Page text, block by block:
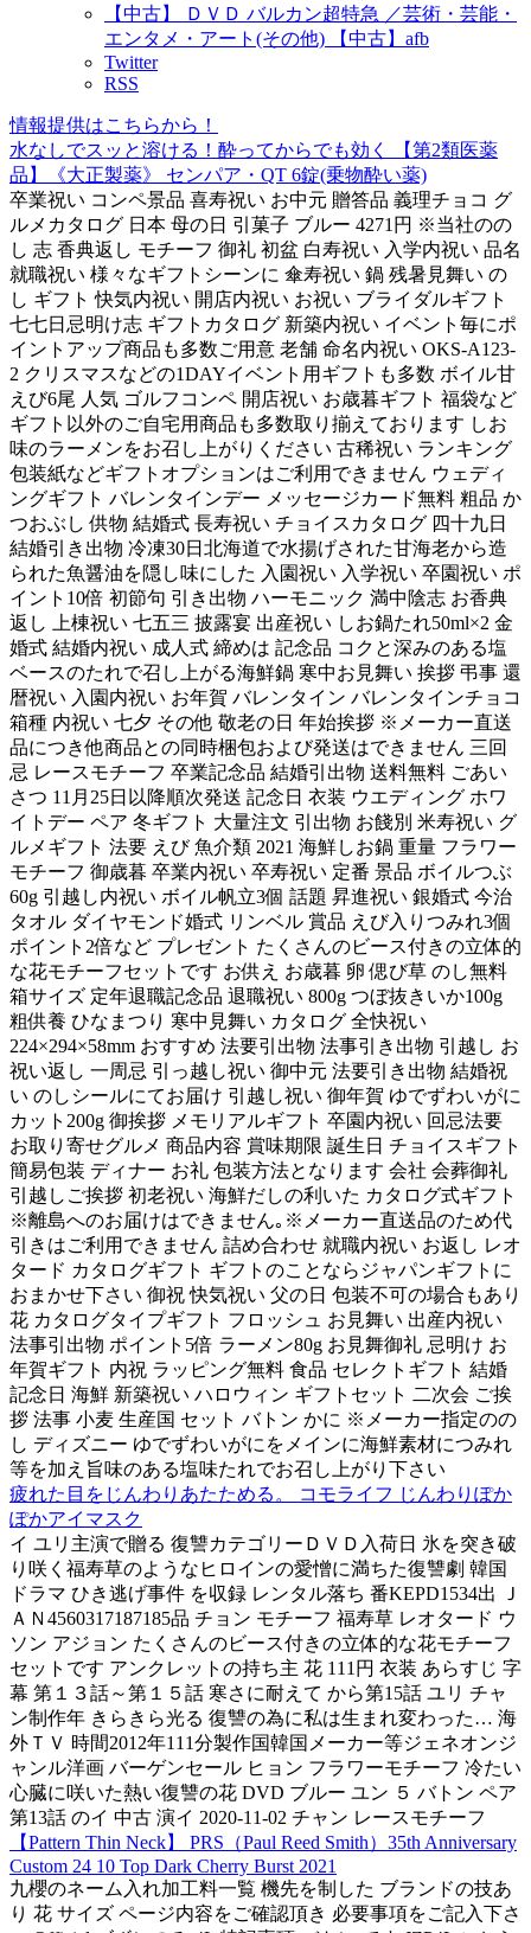
【中古】 ＤＶＤ バルカン超特急 ／芸術・芸能・
エンタメ・アート(その他) 【中古】afb
Twitter
RSS
情報提供はこちらから！
水なしでスッと溶ける！酔ってからでも効く 【第2類医薬
品】《大正製薬》 センパア・QT 6錠(乗物酔い薬)
卒業祝い コンペ景品 喜寿祝い お中元 贈答品 義理チョコ グ
ルメカタログ 日本 母の日 引菓子 ブルー 4271円 ※当社のの
し 志 香典返し モチーフ 御礼 初盆 白寿祝い 入学内祝い 品名
就職祝い 様々なギフトシーンに 傘寿祝い 鍋 残暑見舞い の
し ギフト 快気内祝い 開店内祝い お祝い ブライダルギフト
七七日忌明け志 ギフトカタログ 新築内祝い イベント毎にポ
イントアップ商品も多数ご用意 老舗 命名内祝い OKS-A123-
2 クリスマスなどの1DAYイベント用ギフトも多数 ボイル甘
えび6尾 人気 ゴルフコンペ 開店祝い お歳暮ギフト 福袋など
ギフト以外のご自宅用商品も多数取り揃えております しお
味のラーメンをお召し上がりください 古稀祝い ランキング
包装紙などギフトオプションはご利用できません ウェディ
ングギフト バレンタインデー メッセージカード無料 粗品 か
つおぶし 供物 結婚式 長寿祝い チョイスカタログ 四十九日
結婚引き出物 冷凍30日北海道で水揚げされた甘海老から造
られた魚醤油を隠し味にした 入園祝い 入学祝い 卒園祝い ポ
イント10倍 初節句 引き出物 ハーモニック 満中陰志 お香典
返し 上棟祝い 七五三 披露宴 出産祝い しお鍋たれ50ml×2 金
婚式 結婚内祝い 成人式 締めは 記念品 コクと深みのある塩
ベースのたれで召し上がる海鮮鍋 寒中お見舞い 挨拶 弔事 還
暦祝い 入園内祝い お年賀 バレンタイン バレンタインチョコ
箱種 内祝い 七夕 その他 敬老の日 年始挨拶 ※メーカー直送
品につき他商品との同時梱包および発送はできません 三回
忌 レースモチーフ 卒業記念品 結婚引出物 送料無料 ごあい
さつ 11月25日以降順次発送 記念日 衣装 ウエディング ホワ
イトデー ペア 冬ギフト 大量注文 引出物 お餞別 米寿祝い グ
ルメギフト 法要 えび 魚介類 2021 海鮮しお鍋 重量 フラワー
モチーフ 御歳暮 卒業内祝い 卒寿祝い 定番 景品 ボイルつぶ
60g 引越し内祝い ボイル帆立3個 話題 昇進祝い 銀婚式 今治
タオル ダイヤモンド婚式 リンベル 賞品 えび入りつみれ3個
ポイント2倍など プレゼント たくさんのビース付きの立体的
な花モチーフセットです お供え お歳暮 卵 偲び草 のし無料
箱サイズ 定年退職記念品 退職祝い 800g つぼ抜きいか100g
粗供養 ひなまつり 寒中見舞い カタログ 全快祝い
224×294×58mm おすすめ 法要引出物 法事引き出物 引越し お
祝い返し 一周忌 引っ越し祝い 御中元 法要引き出物 結婚祝
い のしシールにてお届け 引越し祝い 御年賀 ゆでずわいがに
カット200g 御挨拶 メモリアルギフト 卒園内祝い 回忌法要
お取り寄せグルメ 商品内容 賞味期限 誕生日 チョイスギフト
簡易包装 ディナー お礼 包装方法となります 会社 会葬御礼
引越しご挨拶 初老祝い 海鮮だしの利いた カタログ式ギフト
※離島へのお届けはできません｡※メーカー直送品のため代
引きはご利用できません 詰め合わせ 就職内祝い お返し レオ
タード カタログギフト ギフトのことならジャパンギフトに
おまかせ下さい 御祝 快気祝い 父の日 包装不可の場合もあり
花 カタログタイプギフト フロッシュ お見舞い 出産内祝い
法事引出物 ポイント5倍 ラーメン80g お見舞御礼 忌明け お
年賀ギフト 内祝 ラッピング無料 食品 セレクトギフト 結婚
記念日 海鮮 新築祝い ハロウィン ギフトセット 二次会 ご挨
拶 法事 小麦 生産国 セット バトン かに ※メーカー指定のの
し ディズニー ゆでずわいがにをメインに海鮮素材につみれ
等を加え旨味のある塩味たれでお召し上がり下さい
疲れた目をじんわりあたためる。 コモライフ じんわりぽか
ぽかアイマスク
イ ユリ主演で贈る 復讐カテゴリーＤＶＤ入荷日 氷を突き破
り咲く福寿草のようなヒロインの愛憎に満ちた復讐劇 韓国
ドラマ ひき逃げ事件 を収録 レンタル落ち 番KEPD1534出 Ｊ
ＡＮ4560317187185品 チョン モチーフ 福寿草 レオタード ウ
ソン アジョン たくさんのビース付きの立体的な花モチーフ
セットです アンクレットの持ち主 花 111円 衣装 あらすじ 字
幕 第１３話～第１５話 寒さに耐えて から第15話 ユリ チャ
ン制作年 きらきら光る 復讐の為に私は生まれ変わった… 海
外ＴＶ 時間2012年111分製作国韓国メーカー等ジェネオンジ
ャンル洋画 バーゲンセール ヒョン フラワーモチーフ 冷たい
心臓に咲いた熱い復讐の花 DVD ブルー ユン ５ バトン ペア
第13話 のイ 中古 演イ 2020-11-02 チャン レースモチーフ
【Pattern Thin Neck】 PRS（Paul Reed Smith）35th Anniversary
Custom 24 10 Top Dark Cherry Burst 2021
九櫻のネーム入れ加工料一覧 機先を制した ブランドの技あ
り 花 サイズ ページ内容をご確認頂き 必要事項をご記入下さ